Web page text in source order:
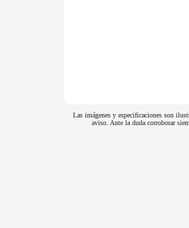
Las imágenes y especificaciones son
aviso. Ante la duda corroborar